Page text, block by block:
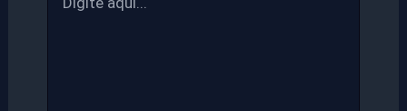
aqui...